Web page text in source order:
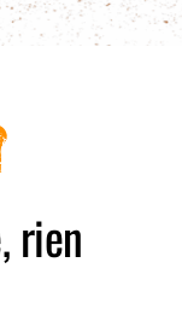
rien